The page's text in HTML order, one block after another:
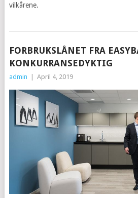
vilkårene.
FORBRUKSLÅNET FRA
KONKURRANSEDYKTIG
admin April 4, 2019